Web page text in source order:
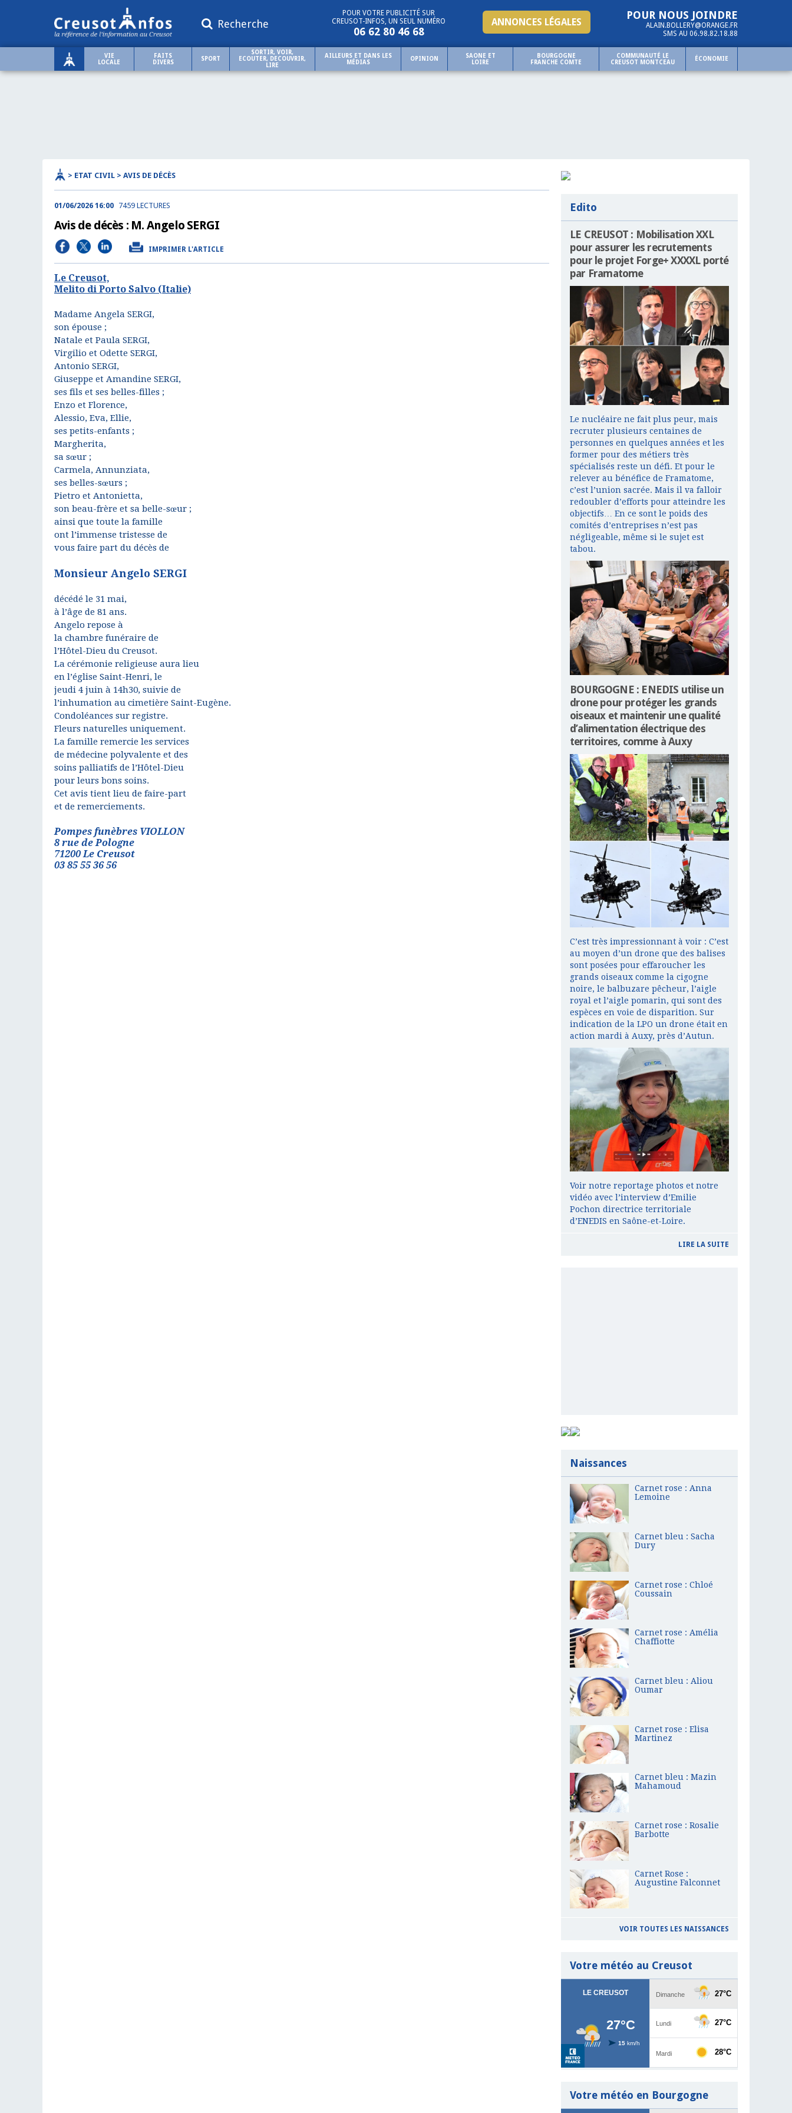
Recherche
POUR NOUS JOINDRE
ALAIN.BOLLERY@ORANGE.FR
SMS AU 06.98.82.18.88
ANNONCES LÉGALES
POUR VOTRE PUBLICITÉ SUR
CREUSOT-INFOS, UN SEUL NUMÉRO
06 62 80 46 68
VIE
LOCALE
FAITS
DIVERS
SPORT
SORTIR, VOIR,
ECOUTER, DECOUVRIR,
LIRE
AILLEURS ET DANS LES
MÉDIAS
OPINION
SAONE ET
LOIRE
BOURGOGNE
FRANCHE COMTE
COMMUNAUTÉ LE
CREUSOT MONTCEAU
ÉCONOMIE
> ETAT CIVIL > AVIS DE DÉCÈS
01/06/2026 16:00 7459 LECTURES
Avis de décès : M. Angelo SERGI
IMPRIMER L'ARTICLE
Le Creusot,
Melito di Porto Salvo (Italie)
Madame Angela SERGI,
son épouse ;
Natale et Paula SERGI,
Virgilio et Odette SERGI,
Antonio SERGI,
Giuseppe et Amandine SERGI,
ses fils et ses belles-filles ;
Enzo et Florence,
Alessio, Eva, Ellie,
ses petits-enfants ;
Margherita,
sa sœur ;
Carmela, Annunziata,
ses belles-sœurs ;
Pietro et Antonietta,
son beau-frère et sa belle-sœur ;
ainsi que toute la famille
ont l’immense tristesse de
vous faire part du décès de
Monsieur Angelo SERGI
décédé le 31 mai,
à l’âge de 81 ans.
Angelo repose à
la chambre funéraire de
l’Hôtel-Dieu du Creusot.
La cérémonie religieuse aura lieu
en l’église Saint-Henri, le
jeudi 4 juin à 14h30, suivie de
l’inhumation au cimetière Saint-Eugène.
Condoléances sur registre.
Fleurs naturelles uniquement.
La famille remercie les services
de médecine polyvalente et des
soins palliatifs de l’Hôtel-Dieu
pour leurs bons soins.
Cet avis tient lieu de faire-part
et de remerciements.
Pompes funèbres VIOLLON
8 rue de Pologne
71200 Le Creusot
03 85 55 36 56
Edito
LE CREUSOT : Mobilisation XXL
pour assurer les recrutements
pour le projet Forge+ XXXXL porté
par Framatome
Le nucléaire ne fait plus peur, mais
recruter plusieurs centaines de
personnes en quelques années et les
former pour des métiers très
spécialisés reste un défi. Et pour le
relever au bénéfice de Framatome,
c’est l’union sacrée. Mais il va falloir
redoubler d’efforts pour atteindre les
objectifs… En ce sont le poids des
comités d’entreprises n’est pas
négligeable, même si le sujet est
tabou.
BOURGOGNE : ENEDIS utilise un
drone pour protéger les grands
oiseaux et maintenir une qualité
d’alimentation électrique des
territoires, comme à Auxy
C’est très impressionnant à voir : C’est
au moyen d’un drone que des balises
sont posées pour effaroucher les
grands oiseaux comme la cigogne
noire, le balbuzare pêcheur, l’aigle
royal et l’aigle pomarin, qui sont des
espèces en voie de disparition. Sur
indication de la LPO un drone était en
action mardi à Auxy, près d’Autun.
Voir notre reportage photos et notre
vidéo avec l’interview d’Emilie
Pochon directrice territoriale
d’ENEDIS en Saône-et-Loire.
LIRE LA SUITE
Naissances
Carnet rose : Anna
Lemoine
Carnet bleu : Sacha
Dury
Carnet rose : Chloé
Coussain
Carnet rose : Amélia
Chaffiotte
Carnet bleu : Aliou
Oumar
Carnet rose : Elisa
Martinez
Carnet bleu : Mazin
Mahamoud
Carnet rose : Rosalie
Barbotte
Carnet Rose :
Augustine Falconnet
VOIR TOUTES LES NAISSANCES
Votre météo au Creusot
Votre météo en Bourgogne